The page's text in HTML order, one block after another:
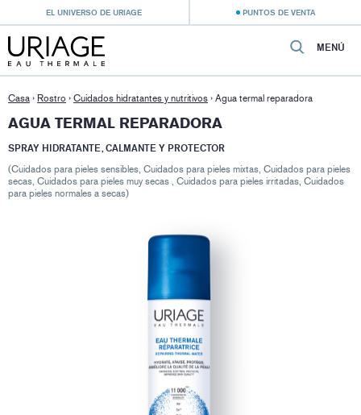
EL UNIVERSO DE URIAGE PUNTOS DE VENTA
MENÚ
Casa › Rostro › Cuidados hidratantes y nutritivos › Agua termal reparadora
AGUA TERMAL REPARADORA
SPRAY HIDRATANTE, CALMANTE Y PROTECTOR
(Cuidados para pieles sensibles, Cuidados para pieles mixtas, Cuidados para pieles
secas, Cuidados para pieles muy secas , Cuidados para pieles irritadas, Cuidados
para pieles normales a secas)